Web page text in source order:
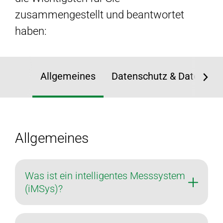
zusammengestellt und beantwortet
haben:
Allgemeines Datenschutz &
Allgemeines
Was ist ein intelligentes Messsystem
(iMSys)?